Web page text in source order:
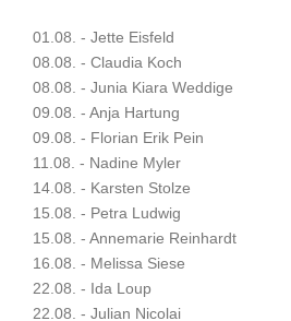
01.08. - Jette Eisfeld
08.08. - Claudia Koch
08.08. - Junia Kiara Weddige
09.08. - Anja Hartung
09.08. - Florian Erik Pein
11.08. - Nadine Myler
14.08. - Karsten Stolze
15.08. - Petra Ludwig
15.08. - Annemarie Reinhardt
16.08. - Melissa Siese
22.08. - Ida Loup
22.08. - Julian Nicolai